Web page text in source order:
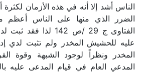
الناس أشد إلا أنه في هذه الأزمان
الضرر الذي منها على الناس أعظم
الفتاوى ج 29 /ص 142
عليه للحشيش المخدر ولم تثبت لدي
المخدر ونظراً لوجود الشبهة وقوة
المدعي العام في قيام المدعى عليه